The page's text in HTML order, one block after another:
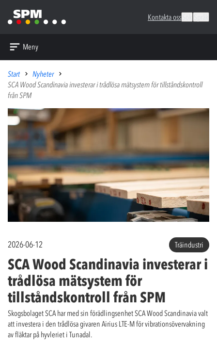
Kontakta oss
Meny
Start
Nyheter
SCA Wood Scandinavia investerar i trådlösa mätsystem för tillståndskontroll
från SPM
2026-06-12 Träindustri
SCA Wood Scandinavia investerar i
trådlösa mätsystem för
tillståndskontroll från SPM
Skogsbolaget SCA har med sin förädlingsenhet SCA Wood Scandinavia valt
att investera i den trådlösa givaren Airius LTE-M för vibrationsövervakning
av fläktar på hyvleriet i Tunadal.